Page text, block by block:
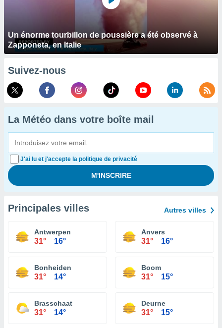
Un énorme tourbillon de poussière a été observé à
Zapponeta, en Italie
Suivez-nous
La Météo dans votre boîte mail
J'ai lu et j'accepte la politique de privacité
Principales villes Autres villes
Antwerpen
31° 16°
Anvers
31° 16°
Bonheiden
31° 14°
Boom
31° 15°
Brasschaat
31° 14°
Deurne
31° 15°